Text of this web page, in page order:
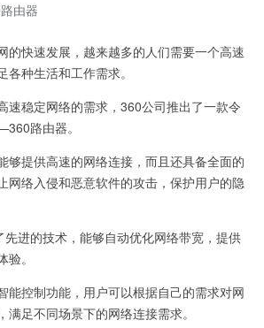
由器
快速发展，越来越多的人们需要一个高速
种生活和工作需求。
稳定网络的需求，360公司推出了一款令
路由器。
提供高速的网络连接，而且还具备全面的
网络入侵和恶意软件的攻击，保护用户的隐
进的技术，能够自动优化网络带宽，提供
。
控制功能，用户可以根据自己的需求对网
足不同场景下的网络连接需求。